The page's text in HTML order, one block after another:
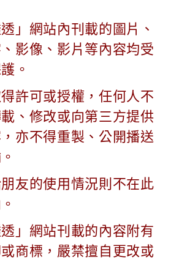
透」網站內刊載的圖片、
影像、影片等內容均受
。
許可或授權，任何人不
、修改或向第三方提供
亦不得重製、公開播送
友的使用情況則不在此
透」網站刊載的內容附有
商標，嚴禁擅自更改或